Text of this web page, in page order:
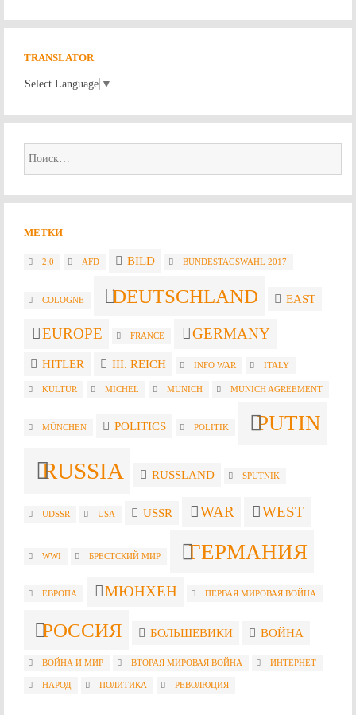
TRANSLATOR
Select Language ▼
Найти:
МЕТКИ
2;0 AFD BILD BUNDESTAGSWAHL 2017
COLOGNE DEUTSCHLAND EAST
EUROPE FRANCE GERMANY
HITLER III. REICH INFO WAR ITALY
KULTUR MICHEL MUNICH MUNICH AGREEMENT
MÜNCHEN POLITICS POLITIK PUTIN
RUSSIA RUSSLAND SPUTNIK
UDSSR USA USSR WAR WEST
WWI БРЕСТСКИЙ МИР ГЕРМАНИЯ
ЕВРОПА МЮНХЕН ПЕРВАЯ МИРОВАЯ ВОЙНА
РОССИЯ БОЛЬШЕВИКИ ВОЙНА
ВОЙНА И МИР ВТОРАЯ МИРОВАЯ ВОЙНА ИНТЕРНЕТ
НАРОД ПОЛИТИКА РЕВОЛЮЦИЯ